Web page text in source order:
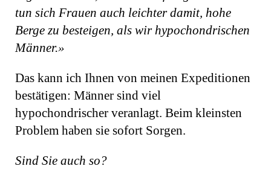
tun sich Frauen auch leichter damit, hohe
Berge zu besteigen, als wir hypochondrischen
Männer.»
Das kann ich Ihnen von meinen Expeditionen
bestätigen: Männer sind viel
hypochondrischer veranlagt. Beim kleinsten
Problem haben sie sofort Sorgen.
Sind Sie auch so?